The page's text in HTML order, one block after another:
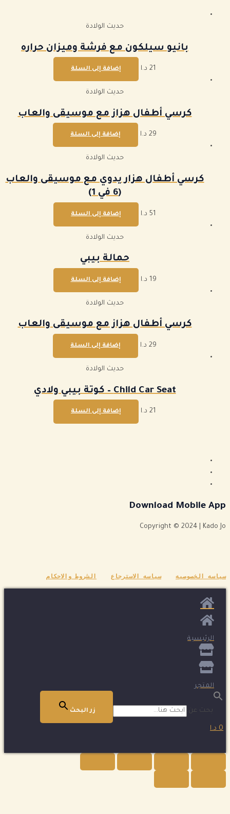
حديث الولادة
بانيو سيلكون مع فرشة وميزان حراره
21 د.ا إضافة إلى السلة
حديث الولادة
كرسي أطفال هزاز مع موسيقى والعاب
29 د.ا إضافة إلى السلة
حديث الولادة
كرسي أطفال هزار يدوي مع موسيقى والعاب
(6 في 1)
51 د.ا إضافة إلى السلة
حديث الولادة
حمالة بيبي
19 د.ا إضافة إلى السلة
حديث الولادة
كرسي أطفال هزاز مع موسيقى والعاب
29 د.ا إضافة إلى السلة
حديث الولادة
‏Child Car Seat – كوتة بيبي ولادي
21 د.ا إضافة إلى السلة
Download Mobile App
Copyright © 2024 | Kado Jo
سياسه الخصوصيه سياسه الاسترجاع الشروط والاحكام
الرئيسية
المتجر
بحث عن: زر البحث
0 د.ا